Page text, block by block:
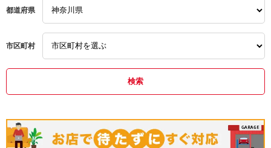
都道府県
市区町村